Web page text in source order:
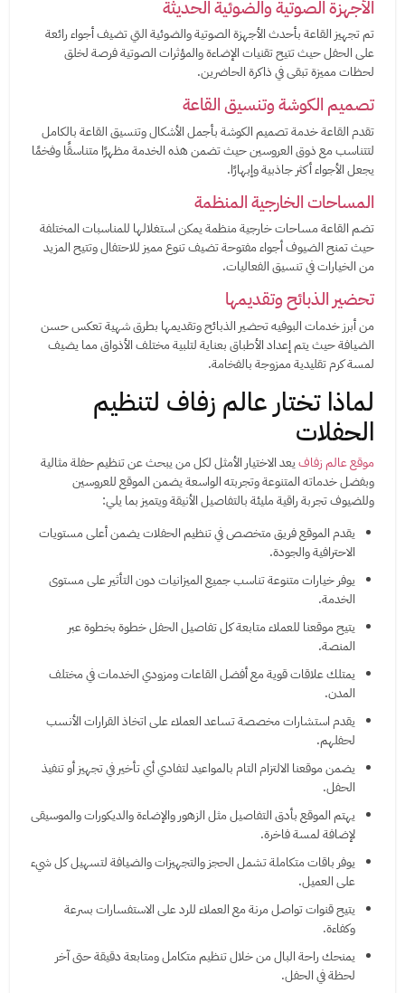
الأجهزة الصوتية والضوئية الحديثة
تم تجهيز القاعة بأحدث الأجهزة الصوتية والضوئية التي تضيف أجواء رائعة
على الحفل حيث تتيح تقنيات الإضاءة والمؤثرات الصوتية فرصة لخلق
لحظات مميزة تبقى في ذاكرة الحاضرين.
تصميم الكوشة وتنسيق القاعة
تقدم القاعة خدمة تصميم الكوشة بأجمل الأشكال وتنسيق القاعة بالكامل
لتتناسب مع ذوق العروسين حيث تضمن هذه الخدمة مظهرًا متناسقًا وفخمًا
يجعل الأجواء أكثر جاذبية وإبهارًا.
المساحات الخارجية المنظمة
تضم القاعة مساحات خارجية منظمة يمكن استغلالها للمناسبات المختلفة
حيث تمنح الضيوف أجواء مفتوحة تضيف تنوع مميز للاحتفال وتتيح المزيد
من الخيارات في تنسيق الفعاليات.
تحضير الذبائح وتقديمها
من أبرز خدمات البوفيه تحضير الذبائح وتقديمها بطرق شهية تعكس حسن
الضيافة حيث يتم إعداد الأطباق بعناية لتلبية مختلف الأذواق مما يضيف
لمسة كرم تقليدية ممزوجة بالفخامة.
لماذا تختار عالم زفاف لتنظيم
الحفلات
موقع عالم زفافيعد الاختيار الأمثل لكل من يبحث عن تنظيم حفلة مثالية
وبفضل خدماته المتنوعة وتجربته الواسعة يضمن الموقع للعروسين
وللضيوف تجربة راقية مليئة بالتفاصيل الأنيقة ويتميز بما يلي:
يقدم الموقع فريق متخصص في تنظيم الحفلات يضمن أعلى مستويات
الاحترافية والجودة.
يوفر خيارات متنوعة تناسب جميع الميزانيات دون التأثير على مستوى
الخدمة.
يتيح موقعنا للعملاء متابعة كل تفاصيل الحفل خطوة بخطوة عبر
المنصة.
يمتلك علاقات قوية مع أفضل القاعات ومزودي الخدمات في مختلف
المدن.
يقدم استشارات مخصصة تساعد العملاء على اتخاذ القرارات الأنسب
لحفلهم.
يضمن موقعنا الالتزام التام بالمواعيد لتفادي أي تأخير في تجهيز أو تنفيذ
الحفل.
يهتم الموقع بأدق التفاصيل مثل الزهور والإضاءة والديكورات والموسيقى
لإضافة لمسة فاخرة.
يوفر باقات متكاملة تشمل الحجز والتجهيزات والضيافة لتسهيل كل شيء
على العميل.
يتيح قنوات تواصل مرنة مع العملاء للرد على الاستفسارات بسرعة
وكفاءة.
يمنحك راحة البال من خلال تنظيم متكامل ومتابعة دقيقة حتى آخر
لحظة في الحفل.